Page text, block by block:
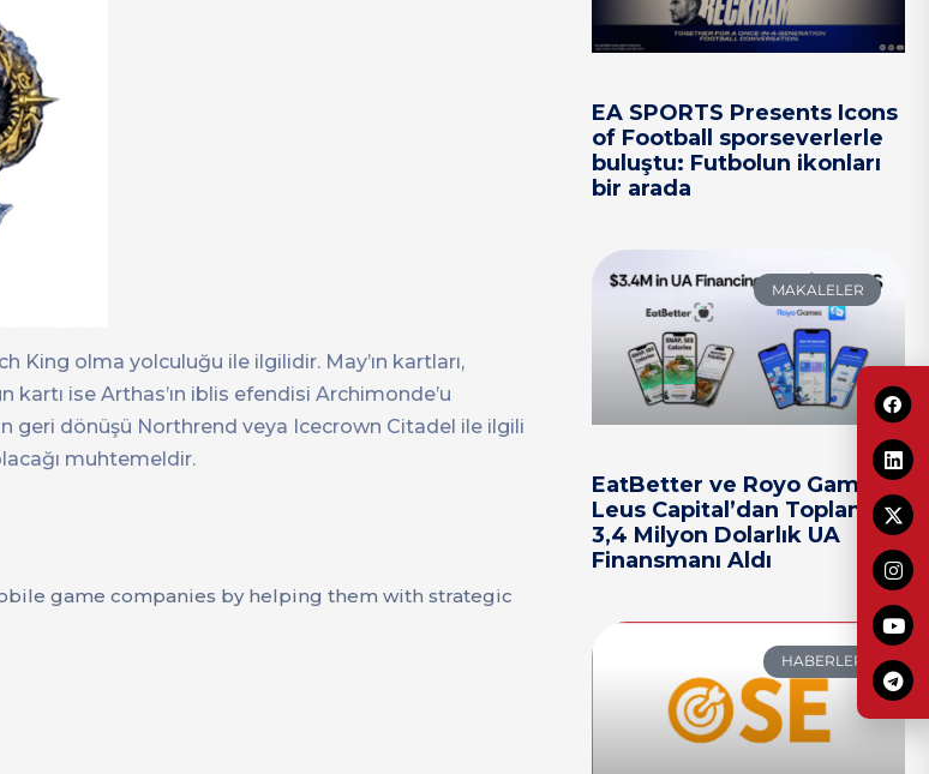
King olma yolculuğu ile ilgilidir. May’ın kartları,
kartı ise Arthas’ın iblis efendisi Archimonde’u
geri dönüşü Northrend veya Icecrown Citadel ile ilgili
muhtemeldir.
game companies by helping them with strategic
EA SPORTS Presents Icons
of Football sporseverlerle
buluştu: Futbolun ikonları
bir arada
MAKALELER
EatBetter ve Royo Games,
Leus Capital’dan Toplam
3,4 Milyon Dolarlık UA
Finansmanı Aldı
HABERLER